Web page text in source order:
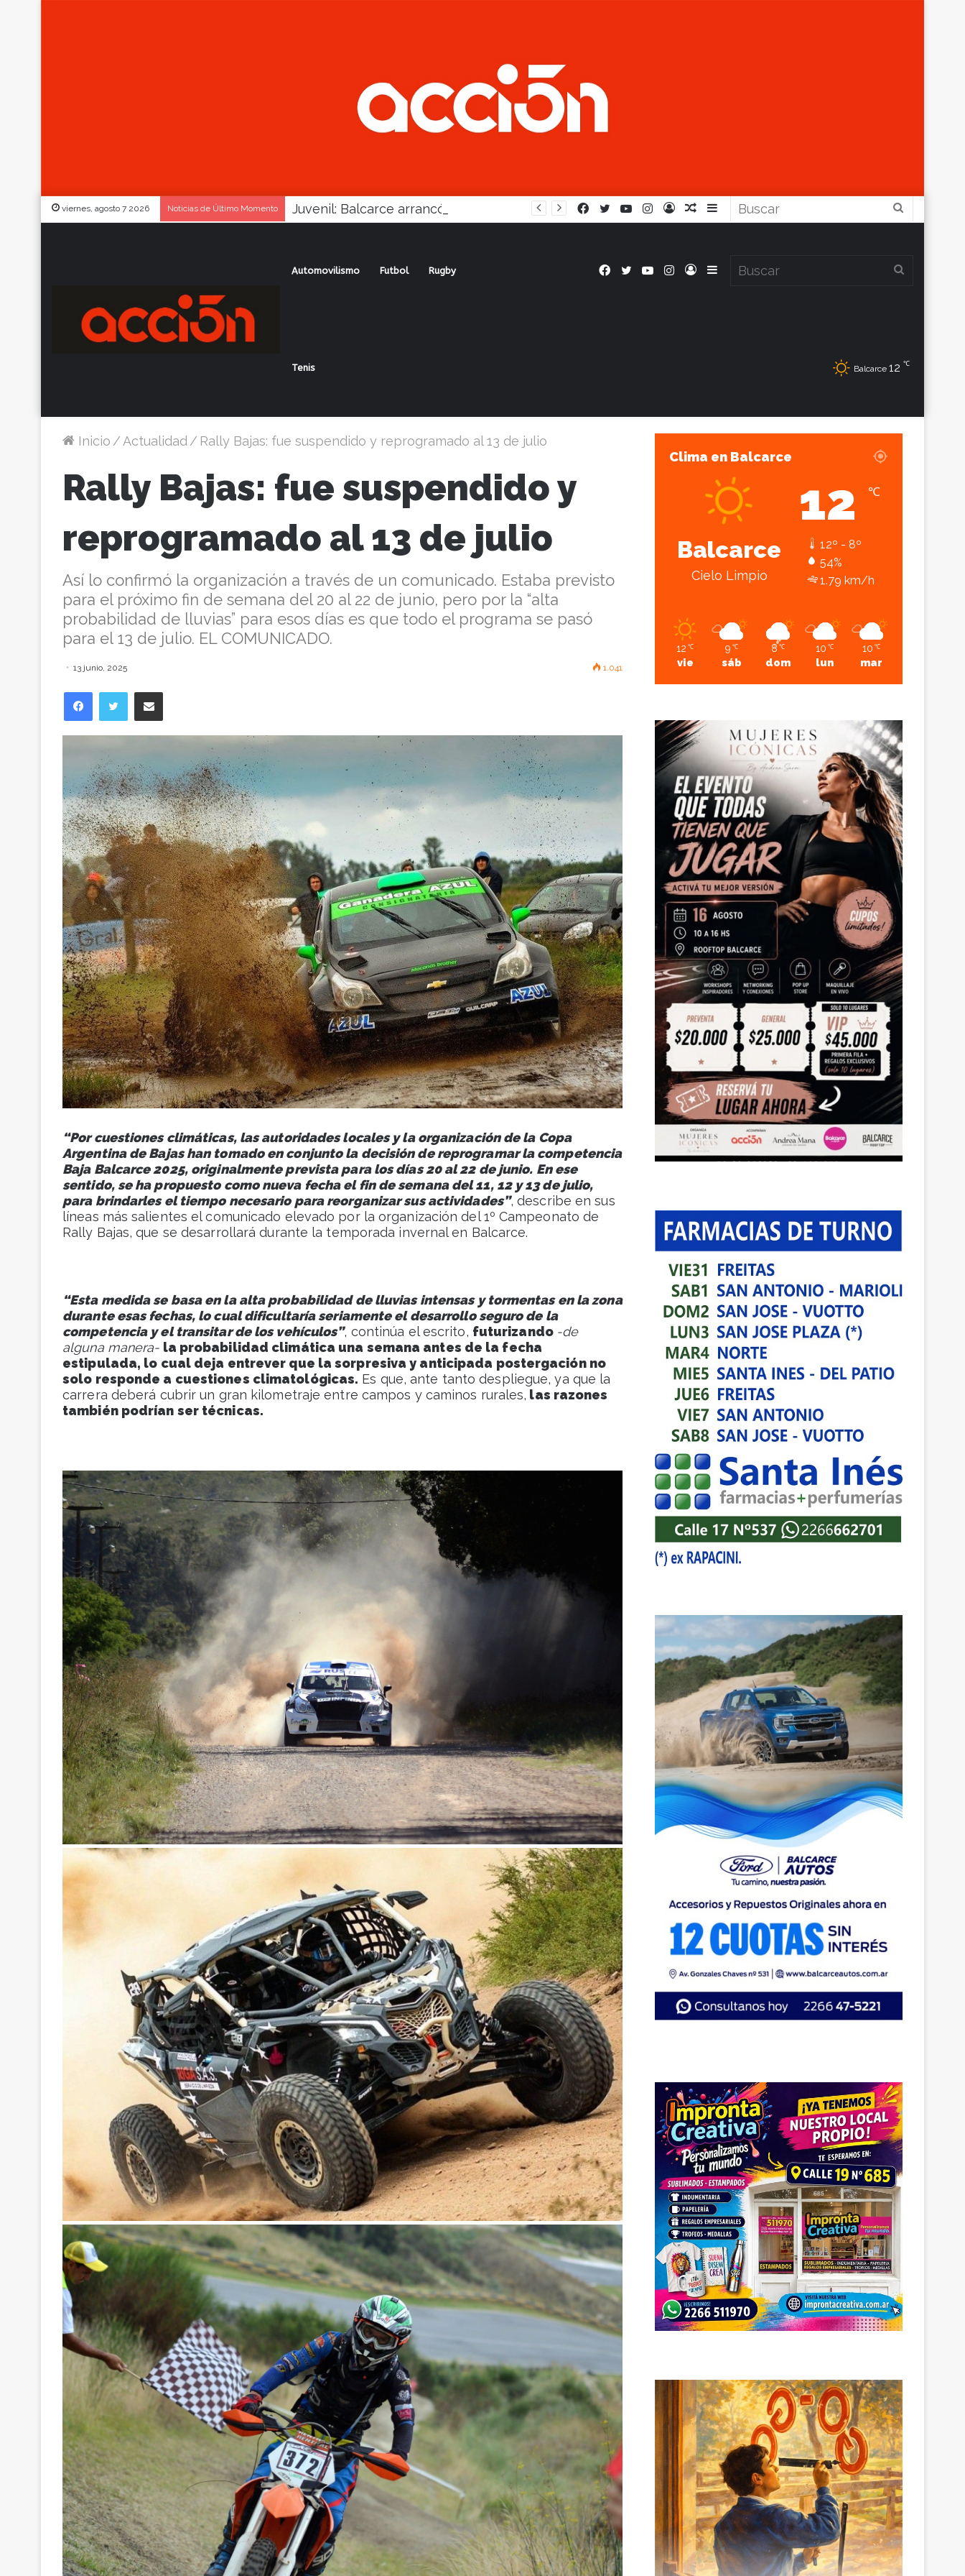
viernes, agosto 7 2026 Noticias de Último Momento
Barra
Artículo
Iniciar
Instagram
YouTube
Twitter
Facebook
Automovilismo Futbol Rugby
Tenis
Barra
Iniciar
Instagram
YouTube
Twitter
Facebook
Balcarce 12 ℃
Inicio / Actualidad / Rally Bajas: fue suspendido y reprogramado al 13 de julio
Rally Bajas: fue suspendido y
reprogramado al 13 de julio
Así lo confirmó la organización a través de un comunicado. Estaba previsto
para el próximo fin de semana del 20 al 22 de junio, pero por la “alta
probabilidad de lluvias” para esos días es que todo el programa se pasó
para el 13 de julio. EL COMUNICADO.
13 junio, 2025 1.041
Facebook
“Por cuestiones climáticas, las autoridades locales y la organización de la Copa
Argentina de Bajas han tomado en conjunto la decisión de reprogramar la competencia
Baja Balcarce 2025, originalmente prevista para los días 20 al 22 de junio. En ese
sentido, se ha propuesto como nueva fecha el fin de semana del 11, 12 y 13 de julio,
para brindarles el tiempo necesario para reorganizar sus actividades”, describe en sus
líneas más salientes el comunicado elevado por la organización del 1º Campeonato de
Rally Bajas, que se desarrollará durante la temporada invernal en Balcarce.
“Esta medida se basa en la alta probabilidad de lluvias intensas y tormentas en la zona
durante esas fechas, lo cual dificultaría seriamente el desarrollo seguro de la
competencia y el transitar de los vehículos”, continúa el escrito, futurizando -de
alguna manera- la probabilidad climática una semana antes de la fecha
estipulada, lo cual deja entrever que la sorpresiva y anticipada postergación no
solo responde a cuestiones climatológicas. Es que, ante tanto despliegue, ya que la
carrera deberá cubrir un gran kilometraje entre campos y caminos rurales, las razones
también podrían ser técnicas.
Clima en Balcarce
Balcarce
Cielo Limpio
12 ℃
12º - 8º
54%
1.79 km/h
12 ℃
vie
9 ℃
sáb
8 ℃
dom
10 ℃
lun
10 ℃
mar